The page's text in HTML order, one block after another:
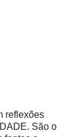
reflexões
São o